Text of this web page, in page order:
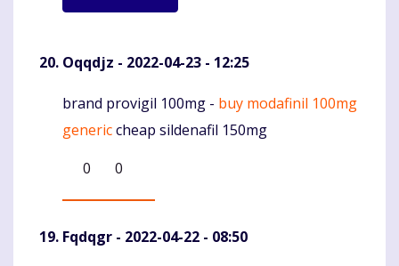
Oqqdjz - 2022-04-23 - 12:25
Komentaras
brand provigil 100mg - buy modafinil 100mg
genericcheap sildenafil 150mg
0
0
Fqdqgr - 2022-04-22 - 08:50